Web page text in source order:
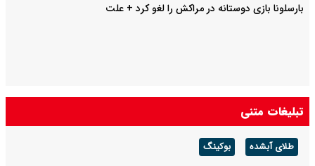
بارسلونا بازی دوستانه در مراکش را لغو کرد + علت
تبلیغات متنی
طلای آبشده بوکینگ